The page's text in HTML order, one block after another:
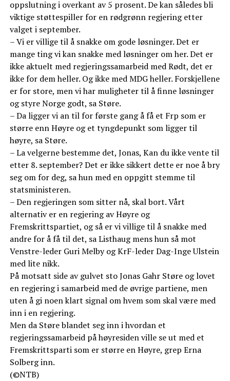
oppslutning i overkant av 5 prosent. De kan således bli
viktige støttespiller for en rødgrønn regjering etter
valget i september.
– Vi er villige til å snakke om gode løsninger. Det er
mange ting vi kan snakke med løsninger om her. Det er
ikke aktuelt med regjeringssamarbeid med Rødt, det er
ikke for dem heller. Og ikke med MDG heller. Forskjellene
er for store, men vi har muligheter til å finne løsninger
og styre Norge godt, sa Støre.
– Da ligger vi an til for første gang å få et Frp som er
større enn Høyre og et tyngdepunkt som ligger til
høyre, sa Støre.
– La velgerne bestemme det, Jonas, Kan du ikke vente til
etter 8. september? Det er ikke sikkert dette er noe å bry
seg om for deg, sa hun med en oppgitt stemme til
statsministeren.
– Den regjeringen som sitter nå, skal bort. Vårt
alternativ er en regjering av Høyre og
Fremskrittspartiet, og så er vi villige til å snakke med
andre for å få til det, sa Listhaug mens hun så mot
Venstre-leder Guri Melby og KrF-leder Dag-Inge Ulstein
med lite nikk.
På motsatt side av gulvet sto Jonas Gahr Støre og lovet
en regjering i samarbeid med de øvrige partiene, men
uten å gi noen klart signal om hvem som skal være med
inn i en regjering.
Men da Støre blandet seg inn i hvordan et
regjeringssamarbeid på høyresiden ville se ut med et
Fremskrittsparti som er større en Høyre, grep Erna
Solberg inn.
(©NTB)